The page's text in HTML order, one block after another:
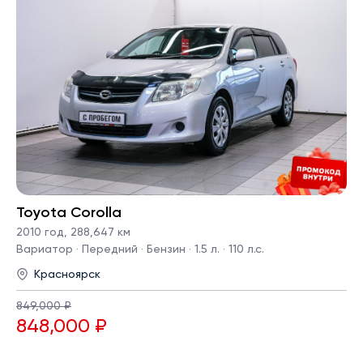
Toyota Corolla
2010 год
288,647 км
Вариатор · Передний · Бензин · 1.5 л. · 110 л.с.
Красноярск
849,000 ₽
848,000 ₽